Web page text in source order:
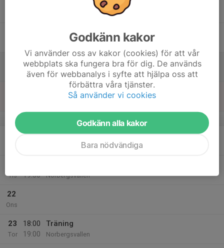
v.17
Tis
19:30
Norbergsvallen
22
Ons
23
Tor
18:00
19:00
Träning
Norbergsvallen
Godkänn kakor
Vi använder oss av kakor (cookies) för att vår
webbplats ska fungera bra för dig. De används
även för webbanalys i syfte att hjälpa oss att
förbättra våra tjänster.
Så använder vi cookies
Godkänn alla kakor
Bara nödvändiga